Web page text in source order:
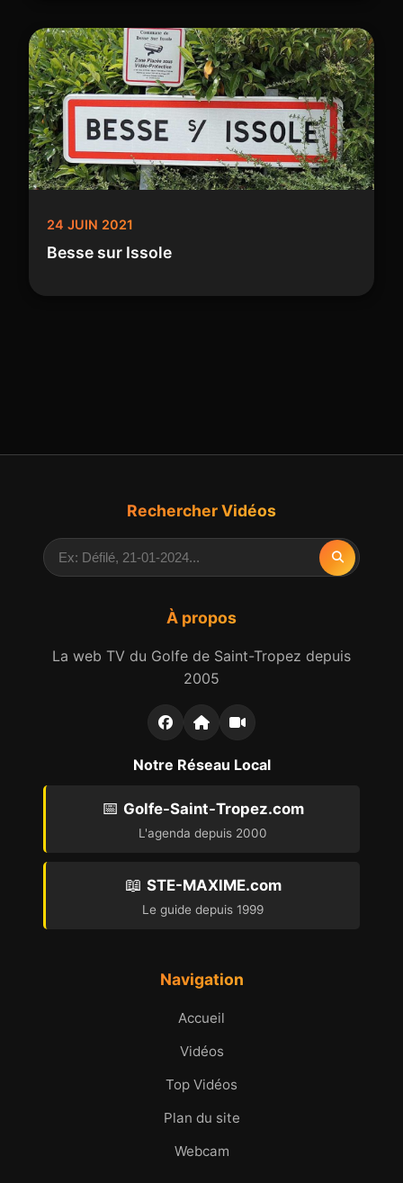
24 JUIN 2021
Besse sur Issole
À propos
La web TV du Golfe de Saint-Tropez depuis
2005
Notre Réseau Local
📅 Golfe-Saint-Tropez.com
L'agenda depuis 2000
📖 STE-MAXIME.com
Le guide depuis 1999
Navigation
Accueil
Vidéos
Top Vidéos
Plan du site
Webcam
Rechercher Vidéos